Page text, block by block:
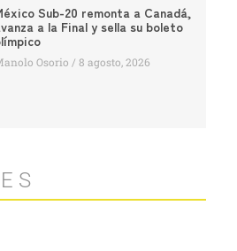
Sub-20 remonta a Canadá,
a la Final y sella su boleto
Osorio 8 agosto, 2026